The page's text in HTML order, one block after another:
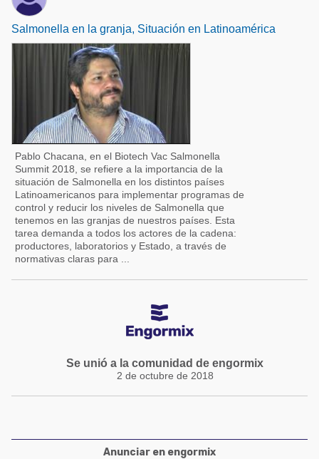
Salmonella en la granja, Situación en Latinoamérica
Pablo Chacana, en el Biotech Vac Salmonella
Summit 2018, se refiere a la importancia de la
situación de Salmonella en los distintos países
Latinoamericanos para implementar programas de
control y reducir los niveles de Salmonella que
tenemos en las granjas de nuestros países. Esta
tarea demanda a todos los actores de la cadena:
productores, laboratorios y Estado, a través de
normativas claras para ...
Se unió a la comunidad de engormix
2 de octubre de 2018
Anunciar en engormix